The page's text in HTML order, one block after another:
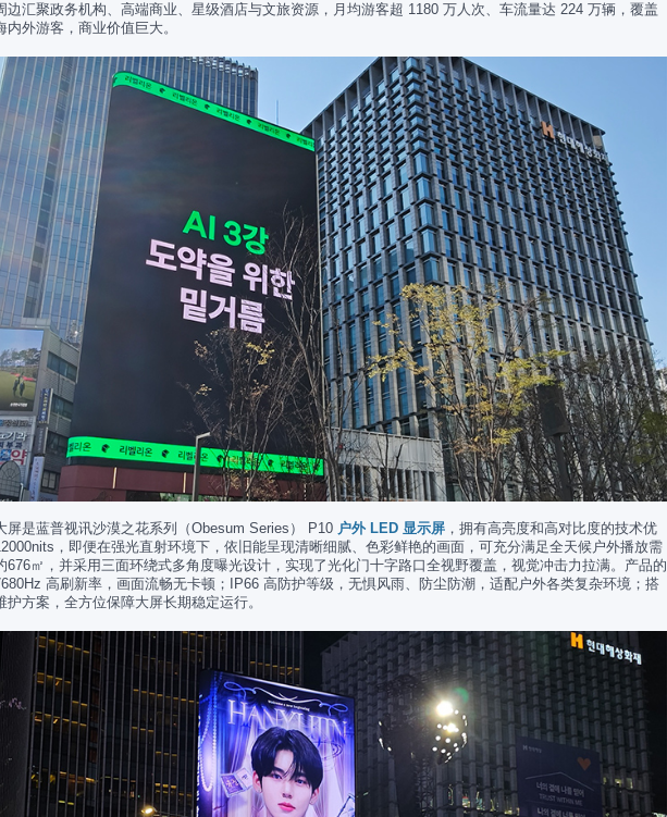
边汇聚政务机构、高端商业、星级酒店与文旅资源，月均游客超 1180 万人次、车流量达 224 万辆，覆盖
外游客，商业价值巨大。
屏是蓝普视讯沙漠之花系列（Obesum Series） P10 户外 LED 显示屏，拥有高亮度和高对比度的技术优
，即便在强光直射环境下，依旧能呈现清晰细腻、色彩鲜艳的画面，可充分满足全天候户外播放需
676㎡，并采用三面环绕式多角度曝光设计，实现了光化门十字路口全视野覆盖，视觉冲击力拉满。产品的
高刷新率，画面流畅无卡顿；IP66 高防护等级，无惧风雨、防尘防潮，适配户外各类复杂环境；搭
方案，全方位保障大屏长期稳定运行。